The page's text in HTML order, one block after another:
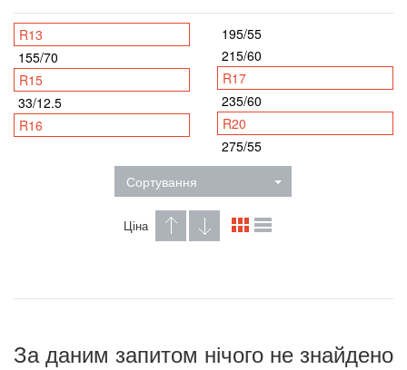
R13
155/70
R15
33/12.5
R16
195/55
215/60
R17
235/60
R20
275/55
Сортування
Ціна
За даним запитом нічого не знайдено